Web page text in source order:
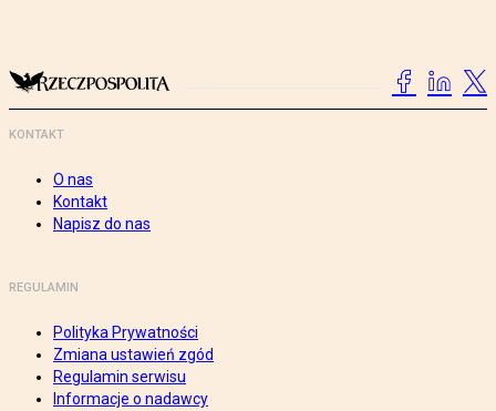
KONTAKT
O nas
Kontakt
Napisz do nas
REGULAMIN
Polityka Prywatności
Zmiana ustawień zgód
Regulamin serwisu
Informacje o nadawcy